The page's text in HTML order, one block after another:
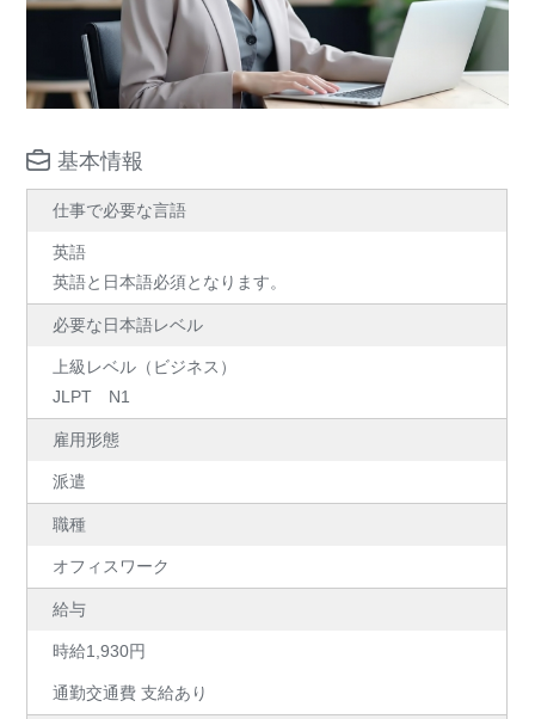
基本情報
仕事で必要な言語
英語
英語と日本語必須となります。
必要な日本語レベル
上級レベル（ビジネス）
JLPT N1
雇用形態
派遣
職種
オフィスワーク
給与
時給1,930円
通勤交通費 支給あり